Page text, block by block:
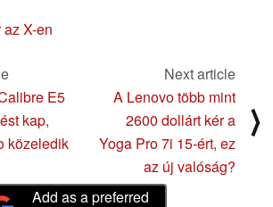
X-en
E5
kap,
közeledik
Next article
A Lenovo több mint
2600 dollárt kér a
Yoga Pro 7i 15-ért, ez
az új valóság?
⟩
Add as a preferred